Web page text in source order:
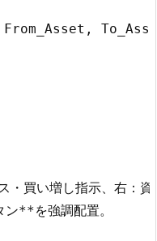
・買い増し指示、右：資
**を強調配置。